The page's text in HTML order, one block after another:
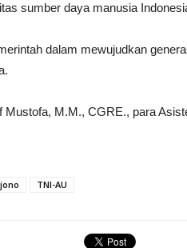
sumber daya manusia
dalam mewujudkan
Mustofa, M.M., CGRE., para
TNI-AU